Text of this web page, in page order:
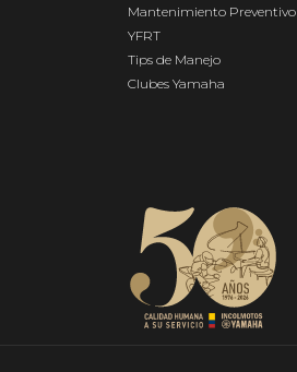
Mantenimiento Preventivo
YFRT
Tips de Manejo
Clubes Yamaha